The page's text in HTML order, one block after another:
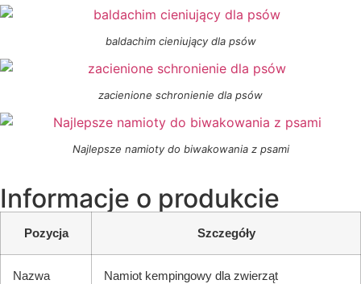
baldachim cieniujący dla psów
zacienione schronienie dla psów
Najlepsze namioty do biwakowania z psami
Informacje o produkcie
Pozycja Szczegóły
Nazwa
Namiot kempingowy dla zwierząt